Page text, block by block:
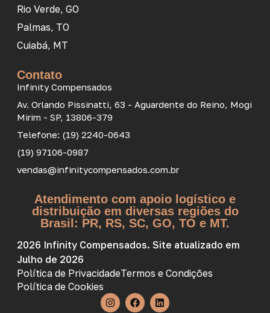
Rio Verde, GO
Palmas, TO
Cuiabá, MT
Contato
Infinity Compensados
Av. Orlando Pissinatti, 63 - Aguardente do Reino, Mogi
Mirim - SP, 13806-379
Telefone: (19) 2240-0643
(19) 97106-0987
vendas@infinitycompensados.com.br
Atendimento com apoio logístico e
distribuição em diversas regiões do
Brasil: PR, RS, SC, GO, TO e MT.
2026 Infinity Compensados. Site atualizado em
Julho de 2026
Política de PrivacidadeTermos e Condições
Política de Cookies